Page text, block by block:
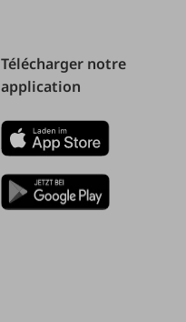
Télécharger notre
application